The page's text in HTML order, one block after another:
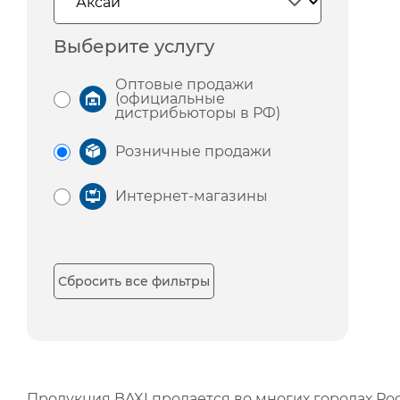
Выберите услугу
Оптовые продажи
(официальные
дистрибьюторы в РФ)
Розничные продажи
Интернет-магазины
Сбросить все фильтры